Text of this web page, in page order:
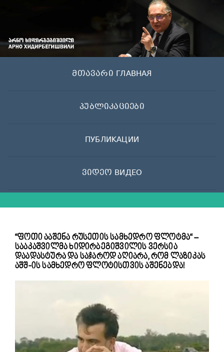
მთავარი ГЛАВНАЯ
პუბლიკაციები
ПУБЛИКАЦИИ
ვიდეო ВИДЕО
“ფოთი ააშენა რუსეთის სამხედრო ფლოტმა“ –
სააკაშვილმა ხიდირბეგიშვილის ვერსია
დაადასტურა და საჯაროდ აღიარა, რომ ლაზიკას
აშშ-ის სამხედრო ფლოტისთვის აშენებდა!